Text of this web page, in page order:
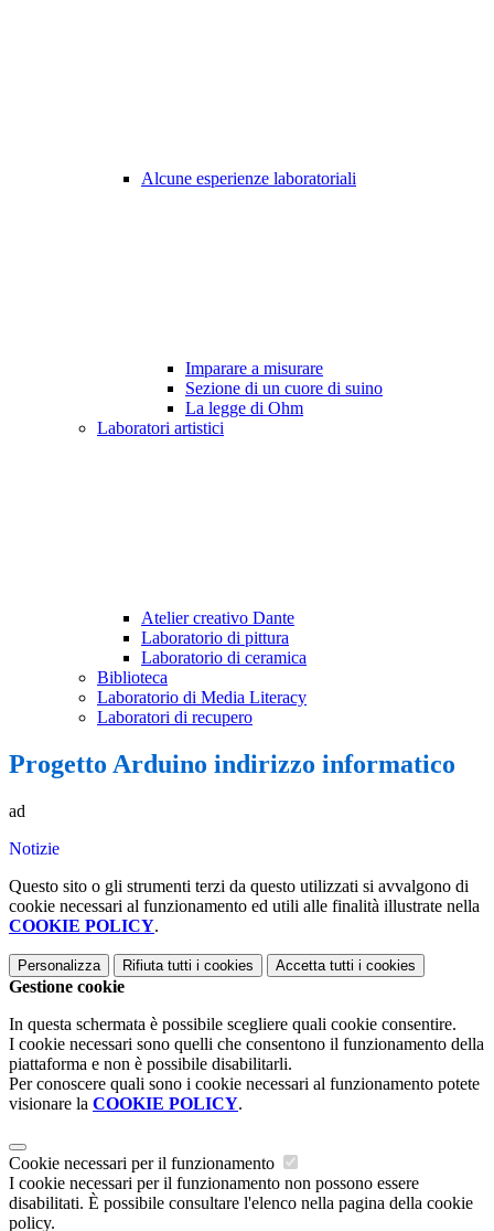
Alcune esperienze laboratoriali
Imparare a misurare
Sezione di un cuore di suino
La legge di Ohm
Laboratori artistici
Atelier creativo Dante
Laboratorio di pittura
Laboratorio di ceramica
Biblioteca
Laboratorio di Media Literacy
Laboratori di recupero
Progetto Arduino indirizzo informatico
ad
Notizie
Questo sito o gli strumenti terzi da questo utilizzati si avvalgono di
cookie necessari al funzionamento ed utili alle finalità illustrate nella
COOKIE POLICY.
Personalizza Rifiuta tutti i cookies Accetta tutti i cookies
Gestione cookie
In questa schermata è possibile scegliere quali cookie consentire.
I cookie necessari sono quelli che consentono il funzionamento della
piattaforma e non è possibile disabilitarli.
Per conoscere quali sono i cookie necessari al funzionamento potete
visionare la COOKIE POLICY.
Cookie necessari per il funzionamento
I cookie necessari per il funzionamento non possono essere
disabilitati. È possibile consultare l'elenco nella pagina della cookie
policy.